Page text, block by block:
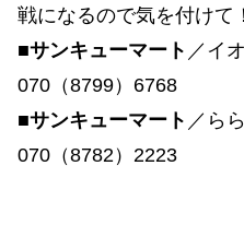
戦になるので気を付けて！
■サンキューマート ／イ
070（8799）6768
■サンキューマート ／ら
070（8782）2223